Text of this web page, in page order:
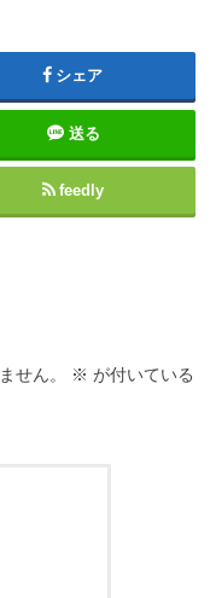
シェア
送る
feedly
せん。 ※ が付いている